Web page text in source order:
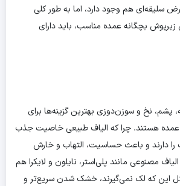
سلیقه‌ای هم وجود دارد، اما به طور کلی
بچگانه عمده مناسب، باید دارای
پشم، نخ و سوزن‌دوزی بهترین گزینه‌ها برای
هستند. چرا که الیاف طبیعی خاصیت جذب
دارند و باعث حساسیت، التهاب و خارش
مصنوعی مانند پلی‌استر، نایلون و لایکرا هم
مثل این که لک نمی‌گیرند، خشک شدن سریع‌تر و